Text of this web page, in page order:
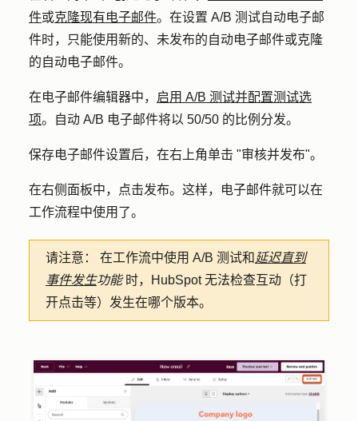
件或克隆现有电子邮件。在设置 A/B 测试自动电子邮
件时，只能使用新的、未发布的自动电子邮件或克隆
的自动电子邮件。
在电子邮件编辑器中， 启用 A/B 测试并配置测试选
项。自动 A/B 电子邮件将以 50/50 的比例分发。
保存电子邮件设置后，在右上角单击 "审核并发布"。
在右侧面板中，点击发布。这样，电子邮件就可以在
工作流程中使用了。
请注意： 在工作流中使用 A/B 测试和 延迟直到
事件发生功能 时，HubSpot 无法检查互动（打
开点击等）发生在哪个版本。